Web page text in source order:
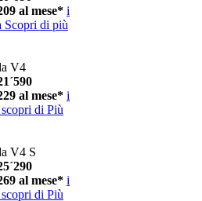
al mese* i
Scopri di più
V4
al mese* i
scopri di Più
V4 S
al mese* i
scopri di Più